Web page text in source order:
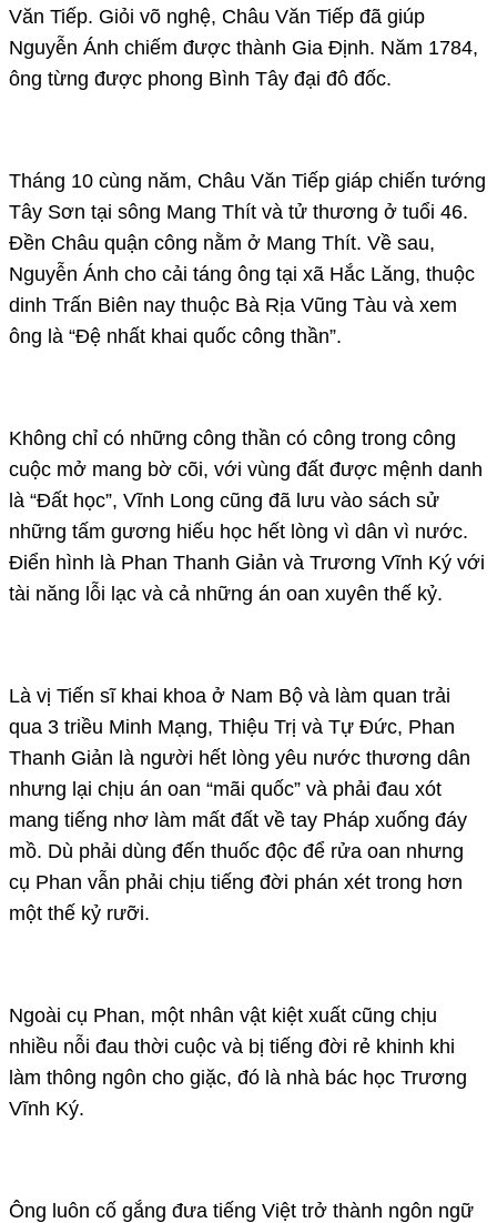
Văn Tiếp. Giỏi võ nghệ, Châu Văn Tiếp đã giúp
Nguyễn Ánh chiếm được thành Gia Định. Năm 1784,
ông từng được phong Bình Tây đại đô đốc.
Tháng 10 cùng năm, Châu Văn Tiếp giáp chiến tướng
Tây Sơn tại sông Mang Thít và tử thương ở tuổi 46.
Đền Châu quận công nằm ở Mang Thít. Về sau,
Nguyễn Ánh cho cải táng ông tại xã Hắc Lăng, thuộc
dinh Trấn Biên nay thuộc Bà Rịa Vũng Tàu và xem
ông là “Đệ nhất khai quốc công thần”.
Không chỉ có những công thần có công trong công
cuộc mở mang bờ cõi, với vùng đất được mệnh danh
là “Đất học”, Vĩnh Long cũng đã lưu vào sách sử
những tấm gương hiếu học hết lòng vì dân vì nước.
Điển hình là Phan Thanh Giản và Trương Vĩnh Ký với
tài năng lỗi lạc và cả những án oan xuyên thế kỷ.
Là vị Tiến sĩ khai khoa ở Nam Bộ và làm quan trải
qua 3 triều Minh Mạng, Thiệu Trị và Tự Đức, Phan
Thanh Giản là người hết lòng yêu nước thương dân
nhưng lại chịu án oan “mãi quốc” và phải đau xót
mang tiếng nhơ làm mất đất về tay Pháp xuống đáy
mồ. Dù phải dùng đến thuốc độc để rửa oan nhưng
cụ Phan vẫn phải chịu tiếng đời phán xét trong hơn
một thế kỷ rưỡi.
Ngoài cụ Phan, một nhân vật kiệt xuất cũng chịu
nhiều nỗi đau thời cuộc và bị tiếng đời rẻ khinh khi
làm thông ngôn cho giặc, đó là nhà bác học Trương
Vĩnh Ký.
Ông luôn cố gắng đưa tiếng Việt trở thành ngôn ngữ